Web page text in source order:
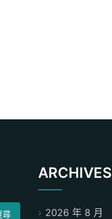
ARCHIVES
2026 年 8 月